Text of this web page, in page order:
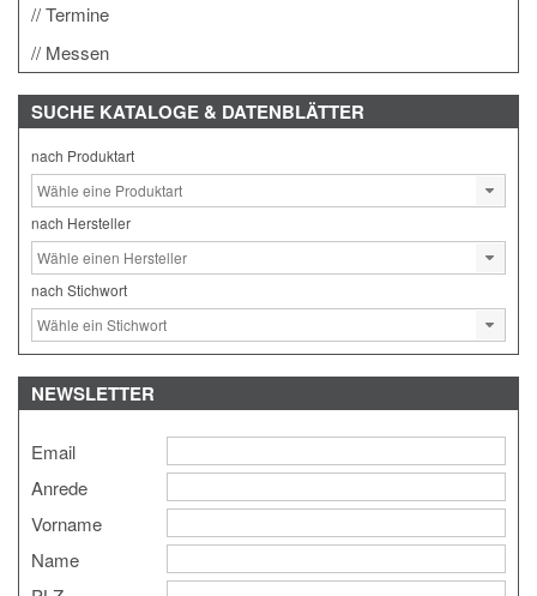
Termine
Messen
SUCHE KATALOGE & DATENBLÄTTER
nach Produktart
nach Hersteller
nach Stichwort
NEWSLETTER
Email
Anrede
Vorname
Name